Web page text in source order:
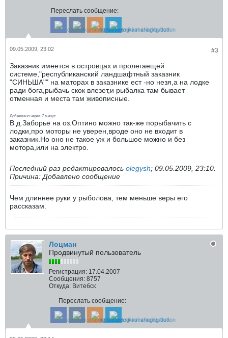
Переслать сообщение:
#3
09.05.2009, 23:02
Заказник имеется в островцах и пролегаещей
системе,"республиканский ландшафтный заказник
"СИНЬША"" на маторах в заказнике ест -но незя,а на лодке
ради бога,рыбачь скок влезет,и рыбалка там бывает
отменная и места там живописные.
Добавлено через 7 минут
В д.Заборье на оз.Оптино можно так-же порыбачить с
лодки,про моторы не уверен,вроде оно не входит в
заказник.Но оно не такое уж и большое можно и без
мотора,или на электро.
Последний раз редактировалось olegysh; 09.05.2009, 23:10
Причина: Добавлено сообщение
Чем длиннее руки у рыболова, тем меньше веры его
рассказам.
Лоцман
Продвинутый пользователь
Регистрация: 17.04.2007
Сообщения: 8757
Откуда: Витебск
Переслать сообщение: